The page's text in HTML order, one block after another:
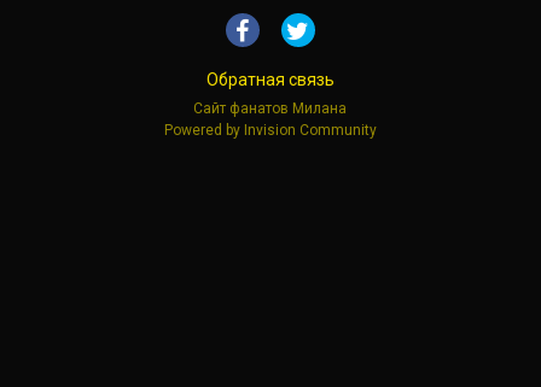
Обратная связь
Сайт фанатов Милана
Powered by Invision Community